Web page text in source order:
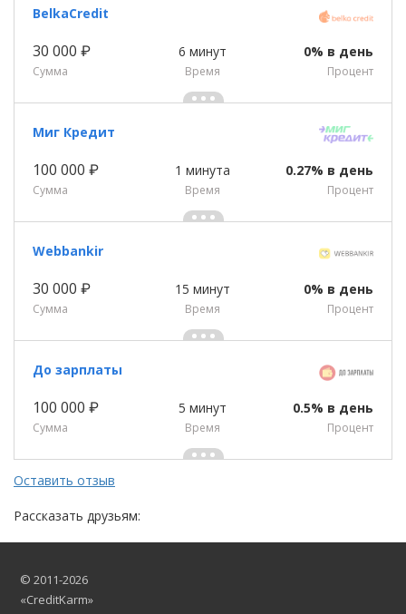
BelkaCredit
30 000 ₽
Сумма
6 минут
Время
0% в день
Процент
Миг Кредит
100 000 ₽
Сумма
1 минута
Время
0.27% в день
Процент
Webbankir
30 000 ₽
Сумма
15 минут
Время
0% в день
Процент
До зарплаты
100 000 ₽
Сумма
5 минут
Время
0.5% в день
Процент
Оставить отзыв
Рассказать друзьям:
© 2011-2026
«CreditKarm»